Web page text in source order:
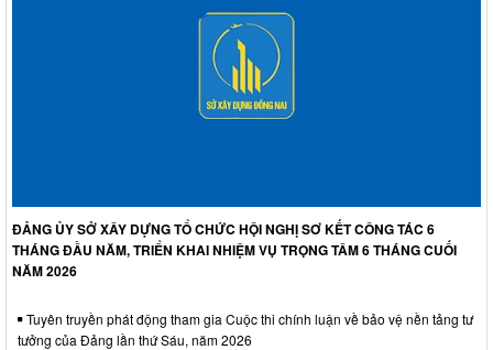
ĐẢNG ỦY SỞ XÂY DỰNG TỔ CHỨC HỘI NGHỊ SƠ KẾT CÔNG TÁC 6
THÁNG ĐẦU NĂM, TRIỂN KHAI NHIỆM VỤ TRỌNG TÂM 6 THÁNG CUỐI
NĂM 2026
Tuyên truyền phát động tham gia Cuộc thi chính luận về bảo vệ nền tảng tư
tưởng của Đảng lần thứ Sáu, năm 2026